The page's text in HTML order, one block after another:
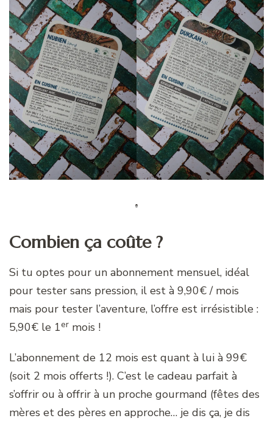
Combien ça coûte ?
Si tu optes pour un abonnement mensuel, idéal
pour tester sans pression, il est à 9,90€ / mois
mais pour tester l’aventure, l’offre est irrésistible :
5,90€ le 1er mois !
L’abonnement de 12 mois est quant à lui à 99€
(soit 2 mois offerts !). C’est le cadeau parfait à
s’offrir ou à offrir à un proche gourmand (fêtes des
mères et des pères en approche… je dis ça, je dis